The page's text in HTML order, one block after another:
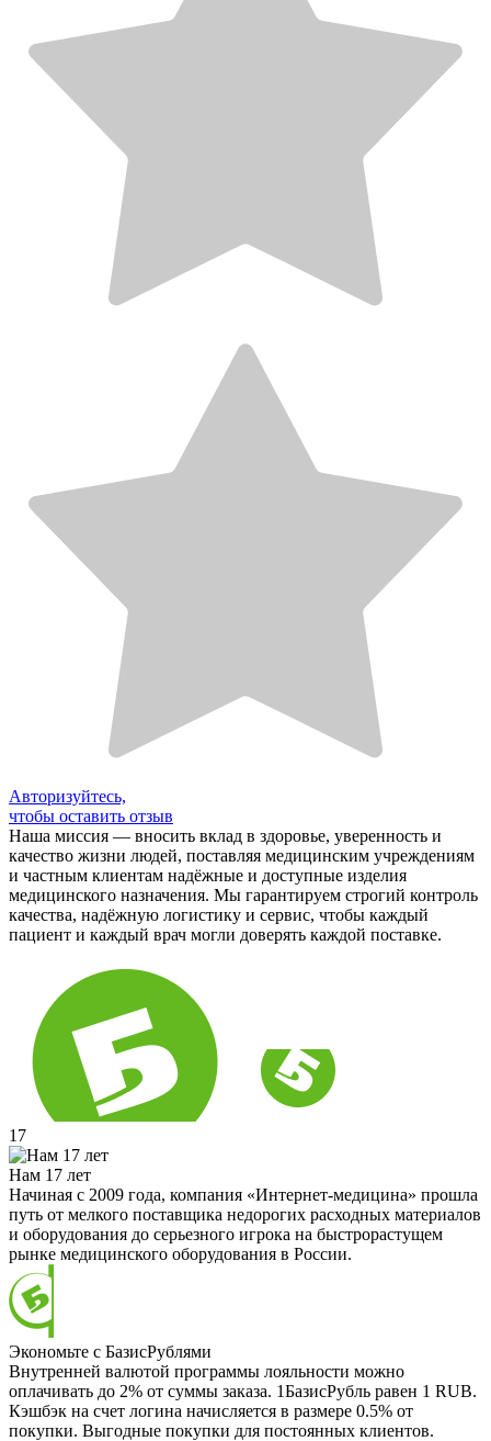
Авторизуйтесь,
чтобы оставить отзыв
Наша миссия — вносить вклад в здоровье, уверенность и
качество жизни людей, поставляя медицинским учреждениям
и частным клиентам надёжные и доступные изделия
медицинского назначения. Мы гарантируем строгий контроль
качества, надёжную логистику и сервис, чтобы каждый
пациент и каждый врач могли доверять каждой поставке.
17
Нам 17 лет
Начиная с 2009 года, компания «Интернет-медицина» прошла
путь от мелкого поставщика недорогих расходных материалов
и оборудования до серьезного игрока на быстрорастущем
рынке медицинского оборудования в России.
Экономьте с БазисРублями
Внутренней валютой программы лояльности можно
оплачивать до 2% от суммы заказа. 1БазисРубль равен 1 RUB.
Кэшбэк на счет логина начисляется в размере 0.5% от
покупки. Выгодные покупки для постоянных клиентов.